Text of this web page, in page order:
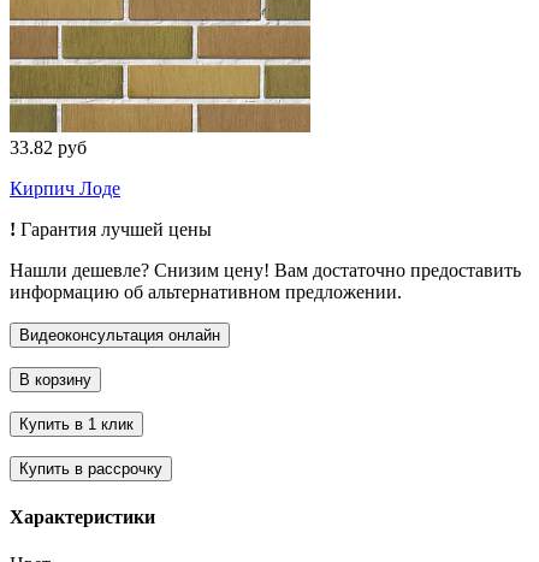
33.82 руб
Кирпич Лоде
! Гарантия лучшей цены
Нашли дешевле? Снизим цену! Вам достаточно предоставить
информацию об альтернативном предложении.
Характеристики